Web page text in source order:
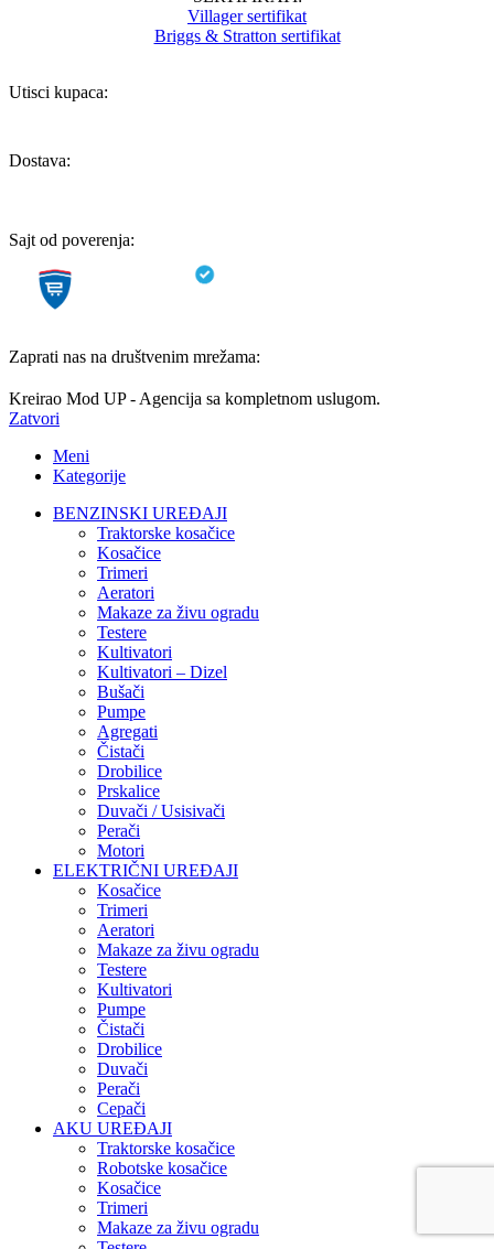
Villager sertifikat
Briggs & Stratton sertifikat
Utisci kupaca:
Dostava:
Sajt od poverenja:
Zaprati nas na društvenim mrežama:
Kreirao Mod UP - Agencija sa kompletnom uslugom.
Zatvori
Meni
Kategorije
BENZINSKI UREĐAJI
Traktorske kosačice
Kosačice
Trimeri
Aeratori
Makaze za živu ogradu
Testere
Kultivatori
Kultivatori – Dizel
Bušači
Pumpe
Agregati
Čistači
Drobilice
Prskalice
Duvači / Usisivači
Perači
Motori
ELEKTRIČNI UREĐAJI
Kosačice
Trimeri
Aeratori
Makaze za živu ogradu
Testere
Kultivatori
Pumpe
Čistači
Drobilice
Duvači
Perači
Cepači
AKU UREĐAJI
Traktorske kosačice
Robotske kosačice
Kosačice
Trimeri
Makaze za živu ogradu